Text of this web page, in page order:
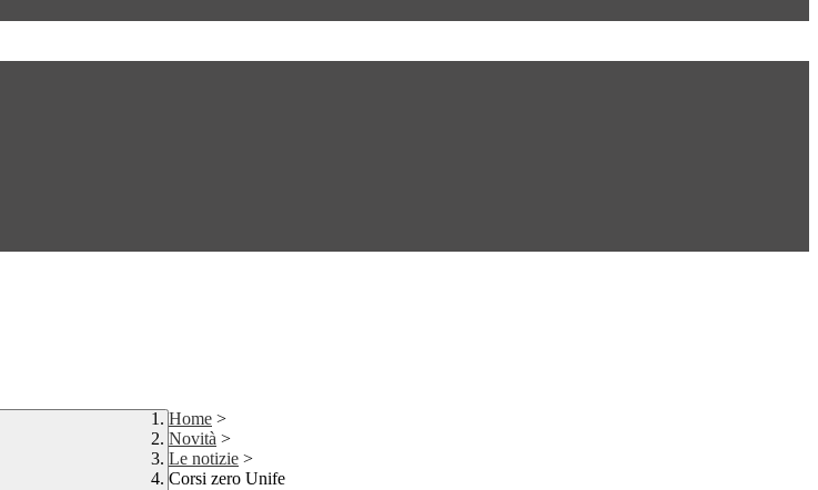
Home >
Novità >
Le notizie >
Corsi zero Unife